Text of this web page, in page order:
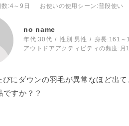
:4～9日 お使いの使用シーン :普段使い
no name
年代:30代 性別:男性 身長:161～
アウトドアアクティビティの頻度: 月
びにダウンの羽毛が異常なほど出
すか？？